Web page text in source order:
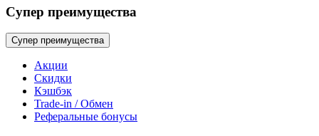
Супер преимущества
Супер преимущества
Акции
Скидки
Кэшбэк
Trade-in / Обмен
Реферальные бонусы